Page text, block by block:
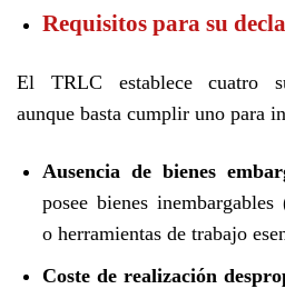
Requisitos para su
El TRLC establece cuatro
aunque basta cumplir uno para
Ausencia de bienes
posee bienes
o herramientas de trabajo
Coste de realización